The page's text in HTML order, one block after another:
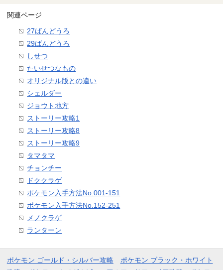
関連ページ
27ばんどうろ
29ばんどうろ
しせつ
たいせつなもの
オリジナル版との違い
シェルダー
ジョウト地方
ストーリー攻略1
ストーリー攻略8
ストーリー攻略9
タマタマ
チョンチー
ドククラゲ
ポケモン入手方法No.001-151
ポケモン入手方法No.152-251
メノクラゲ
ランターン
ポケモン ゴールド・シルバー攻略
ポケモン ブラック・ホワイト